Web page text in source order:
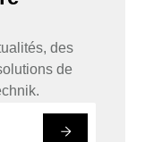
des
de
#